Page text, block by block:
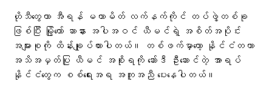
ဟိုသီတွေဟာ အီရန် မဟာမိတ် လက်နက်ကိုင် တပ်ဖွဲ့တစ်ခု
ဖြစ်ပြီး မြို့တော် ဆာနား အပါအဝင် ယီမင်ရဲ့ အစိတ်အပိုင်း
အများစုကို ထိန်းချုပ်ထားပါတယ်။ တစ်ဖက်မှာတော့ နိုင်ငံတကာ
အသိအမှတ်ပြု ယီမင် အစိုးရကို ဆော်ဒီ ဦးဆောင်တဲ့ အာရပ်
နိုင်ငံတွေက စစ်ရေးအရ အကူအညီ ပေးနေပါတယ်။